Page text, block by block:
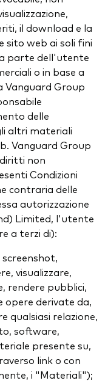
il download e la
sito web ai soli fini
parte dell'utente
o in base a
Group
delle
altri materiali
Vanguard Group
non
Condizioni
contraria delle
autorizzazione
Limited, l'utente
a terzi di):
visualizzare,
rendere pubblici,
opere derivate da,
qualsiasi relazione,
software,
presente su,
link o con
i "Materiali");